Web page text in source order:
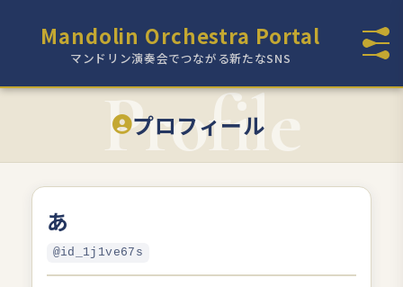
Mandolin Orchestra Portal
マンドリン演奏会でつながる新たなSNS
プロフィール
あ
@id_1j1ve67s